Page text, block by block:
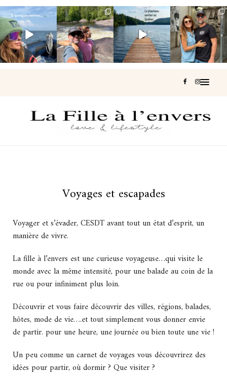
Voir une baleine
en photo, c’est
impressionnant
🐋...
Les Laurentides,
le Québec
version nature.
...
Et si je te disais
qu’il existe un
sentier où tu...
126 37
Montréal, une
très belle
surprise 🇨🇦
442
Voyages et escapades
Voyager et s’évader, CESDT avant tout un état d’esprit, un
manière de vivre.
La fille à l’envers est une curieuse voyageuse…qui visite le
monde avec la même intensité, pour une balade au coin de la
rue ou pour infiniment plus loin.
Découvrir et vous faire découvrir des villes, régions, balades,
hôtes, mode de vie….et tout simplement vous donner envie
de partir. pour une heure, une journée ou bien toute une vie !
Un peu comme un carnet de voyages vous découvrirez des
idées pour partir, où dormir ? Que visiter ?